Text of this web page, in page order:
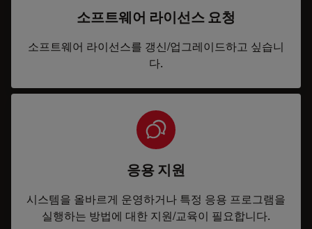
소프트웨어 라이선스 요청
소프트웨어 라이선스를 갱신/업그레이드하고 싶습니
다.
응용 지원
시스템을 올바르게 운영하거나 특정 응용 프로그램을
실행하는 방법에 대한 지원/교육이 필요합니다.